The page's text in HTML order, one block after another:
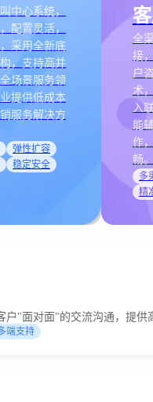
中心系统，
配置灵活，
采用全新底
，支持高并
场景服务领
提供低成本
服务解决方
弹性扩容
稳定安全
全
接
户
术
入
能
作
畅。
多
精
户"面对面"的交流沟通，提供
端支持